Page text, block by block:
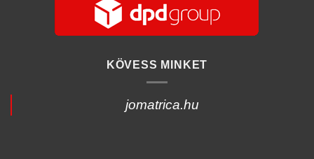
KÖVESS MINKET
jomatrica.hu